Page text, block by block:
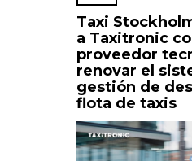
Taxi
a Taxitronic
proveedor
renovar el
gestión de
flota de taxis